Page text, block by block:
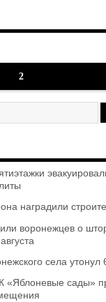
2
наградили
воронежцев о
села
«Яблоневые сады»